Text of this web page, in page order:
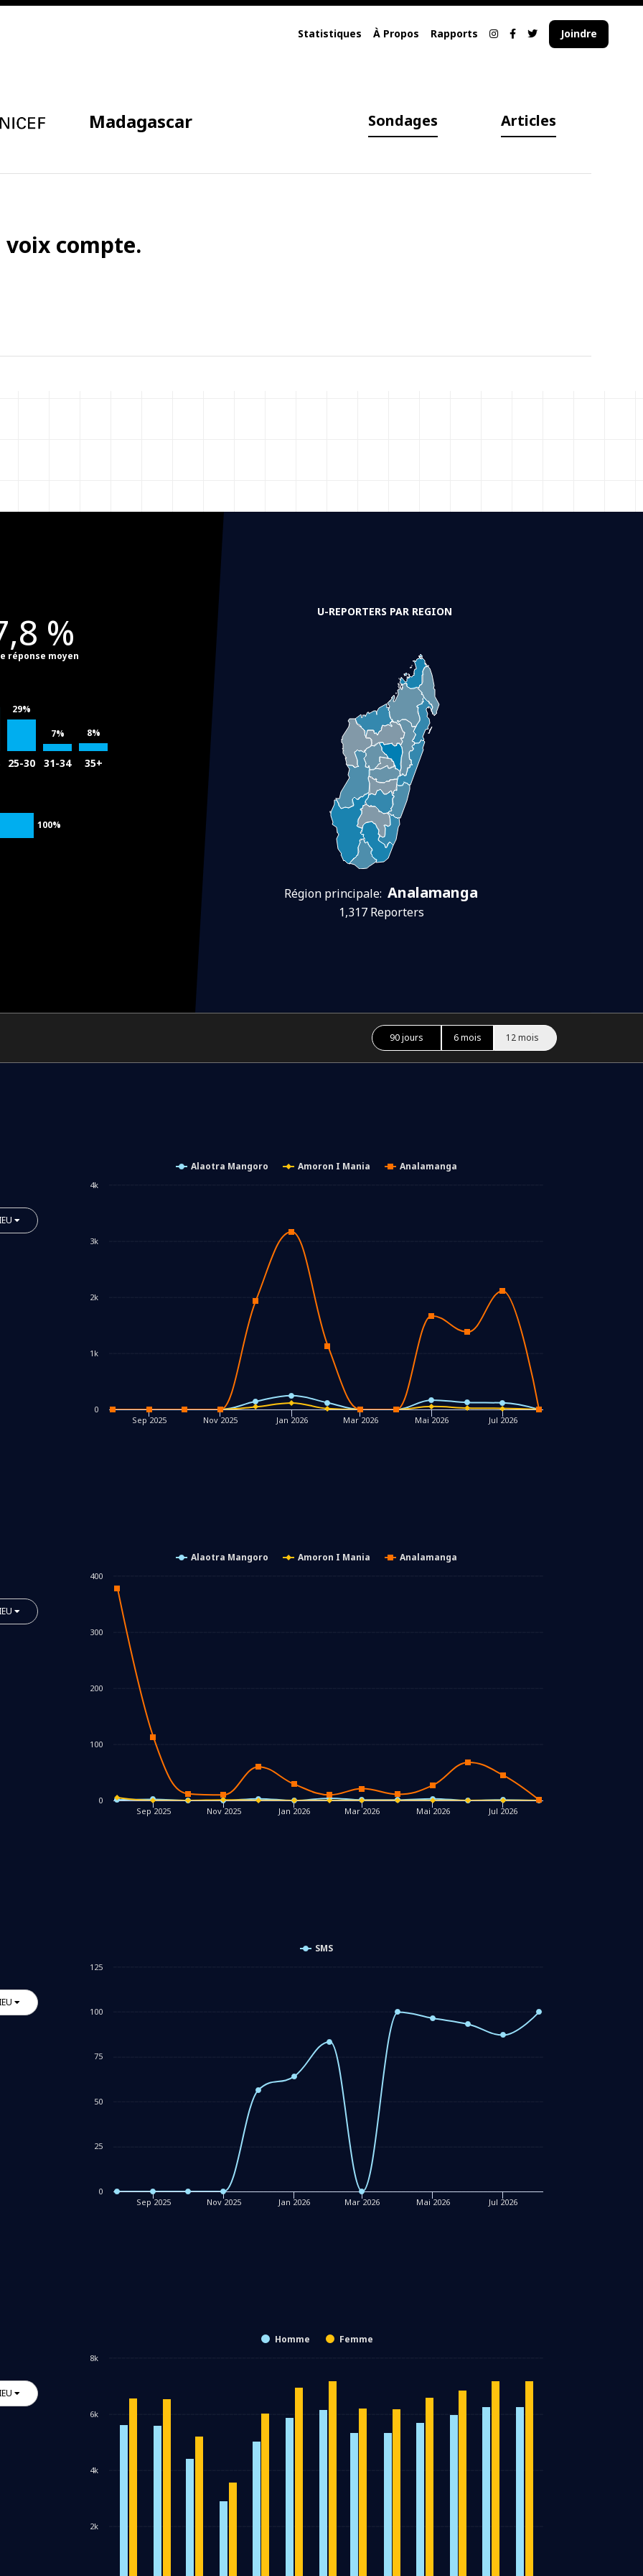
Statistiques À Propos Rapports Joindre
Madagascar Sondages Articles
voix compte.
%
réponse moyen
29%
7%
8%
25-30 31-34 35+
100%
U-REPORTERS PAR REGION
Région principale: Analamanga
1,317 Reporters
90 jours 6 mois 12 mois
Alaotra Mangoro Amoron I Mania Analamanga
Sep 2025 Nov 2025 Jan 2026 Mar 2026 Mai 2026 Jul 2026
0
1k
2k
3k
4k
Alaotra Mangoro Amoron I Mania Analamanga
Sep 2025 Nov 2025 Jan 2026 Mar 2026 Mai 2026 Jul 2026
0
100
200
300
400
SMS
Sep 2025 Nov 2025 Jan 2026 Mar 2026 Mai 2026 Jul 2026
0
25
50
75
100
125
Homme Femme
2k
4k
6k
8k